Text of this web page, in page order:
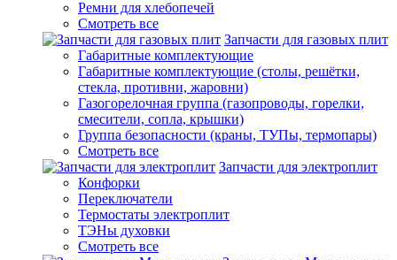
Ремни для хлебопечей
Смотреть все
Запчасти для газовых плит
Габаритные комплектующие
Габаритные комплектующие (столы, решётки,
стекла, противни, жаровни)
Газогорелочная группа (газопроводы, горелки,
смесители, сопла, крышки)
Группа безопасности (краны, ТУПы, термопары)
Смотреть все
Запчасти для электроплит
Конфорки
Переключатели
Термостаты электроплит
ТЭНы духовки
Смотреть все